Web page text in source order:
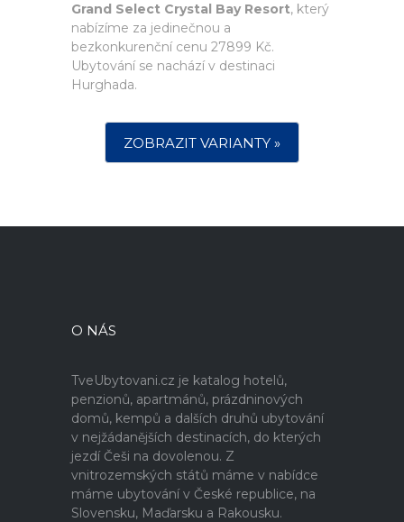
Grand Select Crystal Bay Resort, který
nabízíme za jedinečnou a
bezkonkurenční cenu 27899 Kč.
Ubytování se nachází v destinaci
Hurghada.
ZOBRAZIT VARIANTY »
O NÁS
TveUbytovani.cz je katalog hotelů,
penzionů, apartmánů, prázdninových
domů, kempů a dalších druhů ubytování
v nejžádanějších destinacích, do kterých
jezdí Češi na dovolenou. Z
vnitrozemských států máme v nabídce
máme ubytování v České republice, na
Slovensku, Maďarsku a Rakousku.